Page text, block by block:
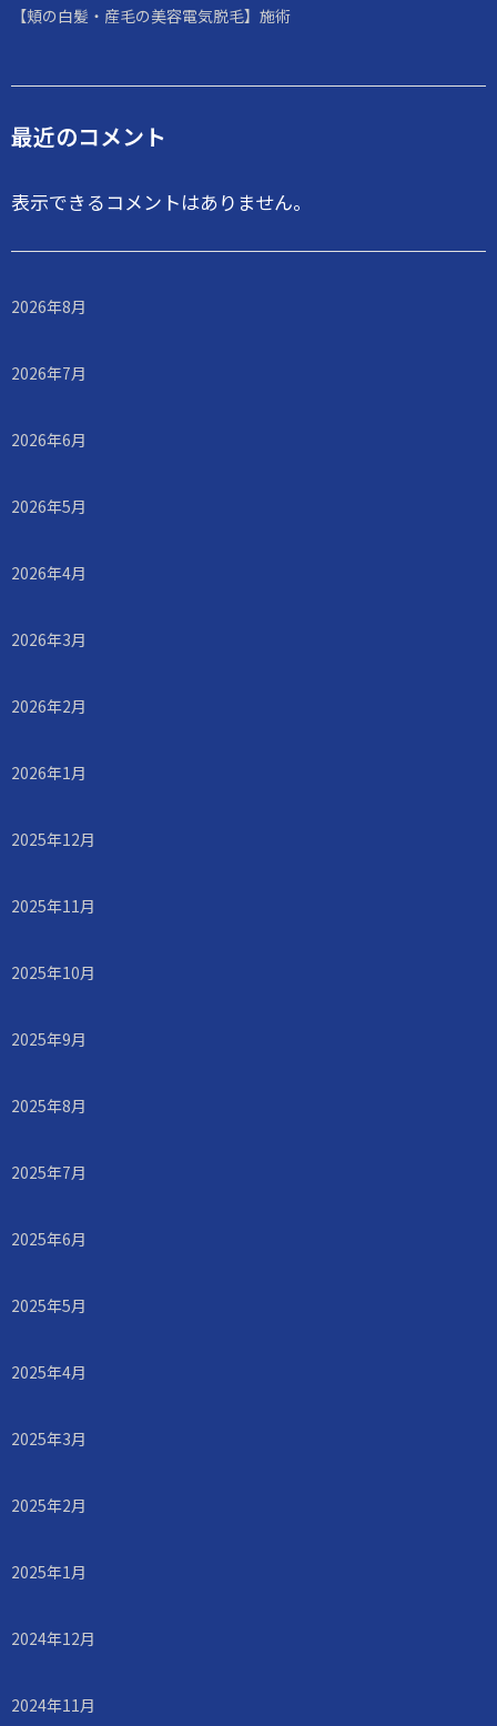
【頬の白髪・産毛の美容電気脱毛】施術
最近のコメント
表示できるコメントはありません。
2026年8月
2026年7月
2026年6月
2026年5月
2026年4月
2026年3月
2026年2月
2026年1月
2025年12月
2025年11月
2025年10月
2025年9月
2025年8月
2025年7月
2025年6月
2025年5月
2025年4月
2025年3月
2025年2月
2025年1月
2024年12月
2024年11月